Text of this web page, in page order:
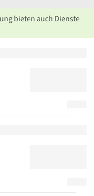
bieten auch Dienste